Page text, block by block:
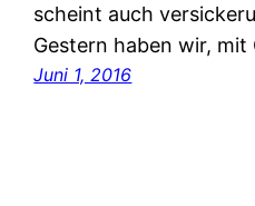
scheint auch
Gestern haben wir,
Juni 1, 2016